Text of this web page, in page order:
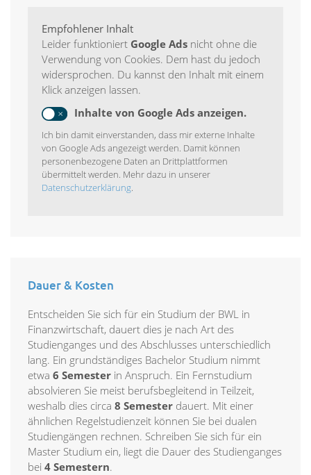
Empfohlener Inhalt
Leider funktioniert Google Ads nicht ohne die
Verwendung von Cookies. Dem hast du jedoch
widersprochen. Du kannst den Inhalt mit einem
Klick anzeigen lassen.
Inhalte von Google Ads anzeigen.
Ich bin damit einverstanden, dass mir externe Inhalte
von Google Ads angezeigt werden. Damit können
personenbezogene Daten an Drittplattformen
übermittelt werden. Mehr dazu in unserer
Datenschutzerklärung.
Dauer & Kosten
Entscheiden Sie sich für ein Studium der BWL in
Finanzwirtschaft, dauert dies je nach Art des
Studienganges und des Abschlusses unterschiedlich
lang. Ein grundständiges Bachelor Studium nimmt
etwa 6 Semester in Anspruch. Ein Fernstudium
absolvieren Sie meist berufsbegleitend in Teilzeit,
weshalb dies circa 8 Semester dauert. Mit einer
ähnlichen Regelstudienzeit können Sie bei dualen
Studiengängen rechnen. Schreiben Sie sich für ein
Master Studium ein, liegt die Dauer des Studienganges
bei 4 Semestern.